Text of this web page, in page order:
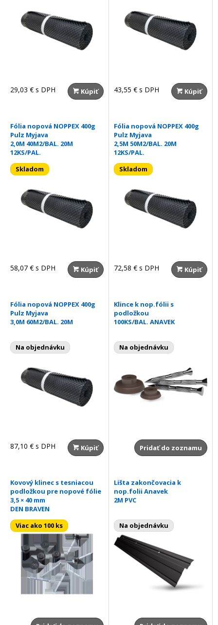
29,03 €s DPH Kúpiť 43,55 € s DPH Kúpiť
Fólia nopová NOPPEX 400g
Pulz Myjava
2,0M 40M2/BAL. 20M
12KS/PAL.
Skladom
58,07 €s DPH Kúpiť
Fólia nopová NOPPEX 400g
Pulz Myjava
2,5M 50M2/BAL. 20M
12KS/PAL.
Skladom
72,58 € s DPH Kúpiť
Fólia nopová NOPPEX 400g
Pulz Myjava
3,0M 60M2/BAL. 20M
Na objednávku
87,10 €s DPH Kúpiť
Klince k nop.fólii s
podložkou
100KS/BAL. ANAVEK
Na objednávku
Pridať do zoznamu
Kovový klinec s tesniacou
podložkou pre nopové fólie
3,5 × 40 mm
DEN BRAVEN
Viac ako 100 ks
Lišta zakončovacia k
nop.folii Anavek
2M PVC
Na objednávku